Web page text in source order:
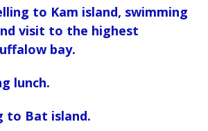
to Kam island, swimming
visit to the highest
bay.
lunch.
Bat island.